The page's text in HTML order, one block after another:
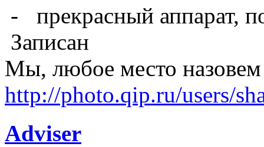
прекрасный аппарат,
Записан
Мы, любое место назовем
http://photo.qip.ru/users/
Adviser